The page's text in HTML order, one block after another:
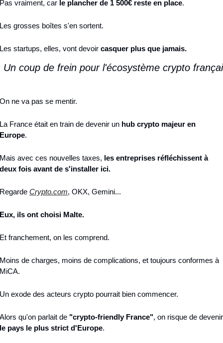
Pas vraiment, car le plancher de 1 500€ reste en place.
Les grosses boîtes s'en sortent.
Les startups, elles, vont devoir casquer plus que jamais.
Un coup de frein pour l'écosystème crypto
On ne va pas se mentir.
La France était en train de devenir un hub crypto majeur en
Europe.
Mais avec ces nouvelles taxes, les entreprises réfléchissent à
deux fois avant de s'installer ici.
Regarde Crypto.com, OKX, Gemini...
Eux, ils ont choisi Malte.
Et franchement, on les comprend.
Moins de charges, moins de complications, et toujours conformes à
MiCA.
Un exode des acteurs crypto pourrait bien commencer.
Alors qu'on parlait de "crypto-friendly France"
le pays le plus strict d'Europe.